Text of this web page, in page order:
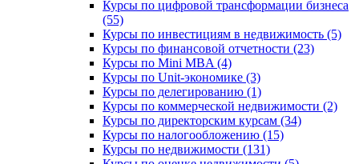
Курсы по цифровой трансформации бизнеса
(55)
Курсы по инвестициям в недвижимость (5)
Курсы по финансовой отчетности (23)
Курсы по Mini MBA (4)
Курсы по Unit-экономике (3)
Курсы по делегированию (1)
Курсы по коммерческой недвижимости (2)
Курсы по директорским курсам (34)
Курсы по налогообложению (15)
Курсы по недвижимости (131)